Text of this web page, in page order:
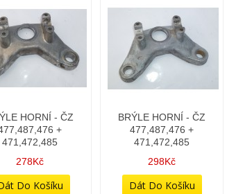
HORNÍ - ČZ
+
471,472,485
278Kč
BRÝLE HORNÍ - ČZ
477,487,476 +
471,472,485
298Kč